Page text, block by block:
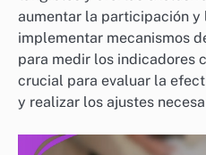
aumentar la participación y
implementar mecanismos
para medir los indicadores
crucial para evaluar la
y realizar los ajustes